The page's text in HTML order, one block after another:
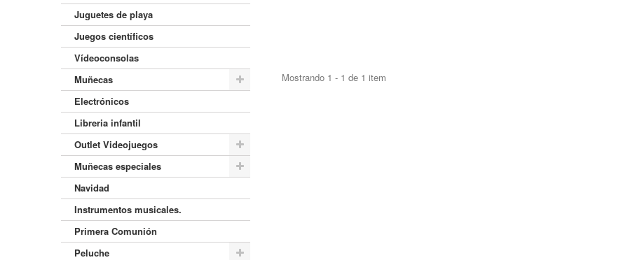
Mostrando 1 - 1 de 1 item
Juguetes de playa
Juegos científicos
Vídeoconsolas
Muñecas
Electrónicos
Libreria infantil
Outlet Videojuegos
Muñecas especiales
Navidad
Instrumentos musicales.
Primera Comunión
Peluche